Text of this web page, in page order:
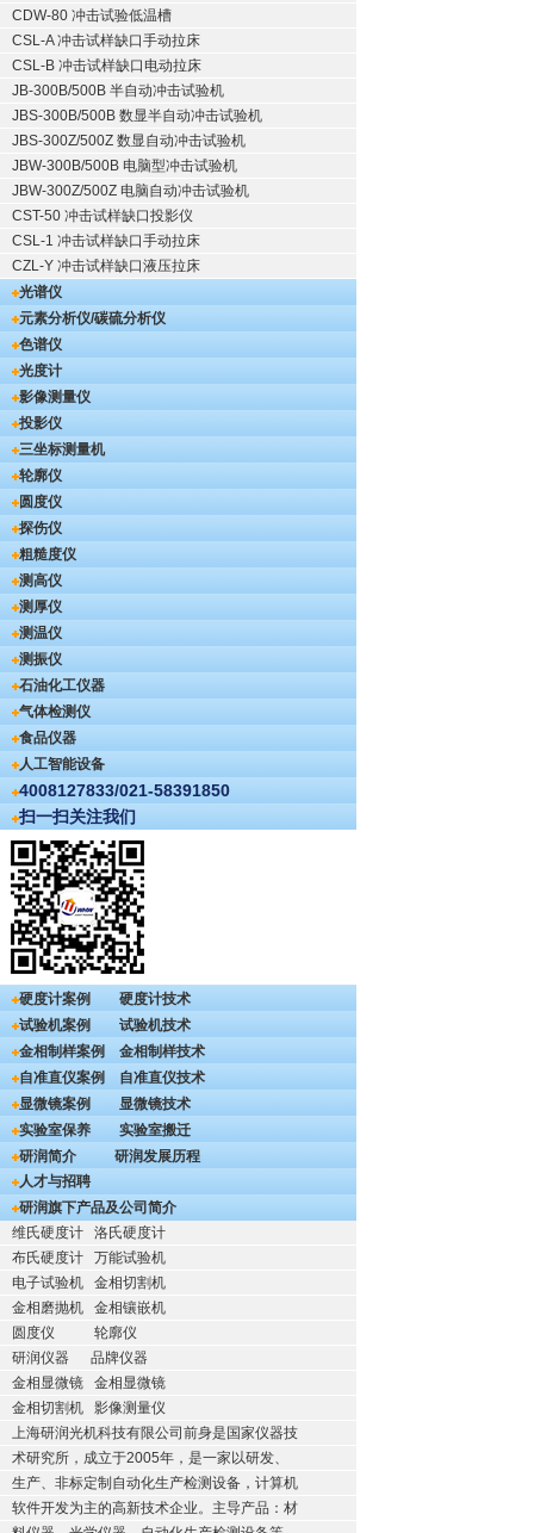
CDW-80 冲击试验低温槽
CSL-A 冲击试样缺口手动拉床
CSL-B 冲击试样缺口电动拉床
JB-300B/500B 半自动冲击试验机
JBS-300B/500B 数显半自动冲击试验机
JBS-300Z/500Z 数显自动冲击试验机
JBW-300B/500B 电脑型冲击试验机
JBW-300Z/500Z 电脑自动冲击试验机
CST-50 冲击试样缺口投影仪
CSL-1 冲击试样缺口手动拉床
CZL-Y 冲击试样缺口液压拉床
光谱仪
元素分析仪/碳硫分析仪
色谱仪
光度计
影像测量仪
投影仪
三坐标测量机
轮廓仪
圆度仪
探伤仪
粗糙度仪
测高仪
测厚仪
测温仪
测振仪
石油化工仪器
气体检测仪
食品仪器
人工智能设备
4008127833/021-58391850
扫一扫关注我们
硬度计案例
硬度计技术
试验机案例
试验机技术
金相制样案例
金相制样技术
自准直仪案例
自准直仪技术
显微镜案例
显微镜技术
实验室保养
实验室搬迁
研润简介
研润发展历程
人才与招聘
研润旗下产品及公司简介
维氏硬度计
洛氏硬度计
布氏硬度计
万能试验机
电子试验机
金相切割机
金相磨抛机
金相镶嵌机
圆度仪
轮廓仪
研润仪器
品牌仪器
金相显微镜
金相显微镜
金相切割机
影像测量仪
上海研润光机科技有限公司前身是国家仪器技
术研究所，成立于2005年，是一家以研发、
生产、非标定制自动化生产检测设备，计算机
软件开发为主的高新技术企业。主导产品：材